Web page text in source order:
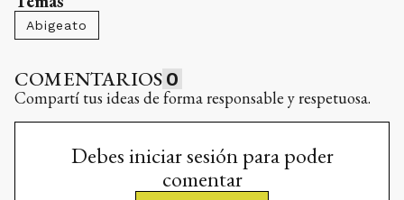
Abigeato
COMENTARIOS 0
Compartí tus ideas de forma responsable y respetuosa.
Debes iniciar sesión para poder
comentar